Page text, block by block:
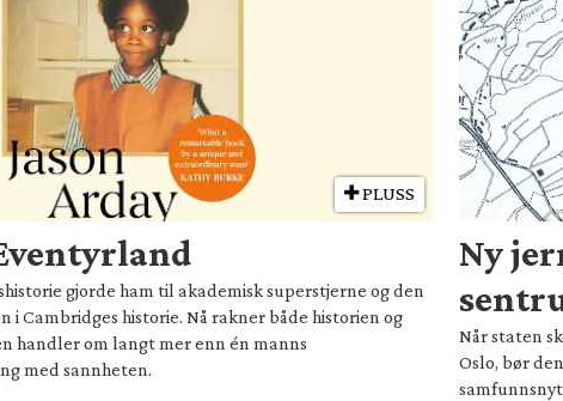
PLUSS
gjorde ham til akademisk superstjerne og den
i Cambridges historie. Nå rakner både historien og
handler om langt mer enn én manns
med sannheten.
Ny
Når staten
Oslo, bør